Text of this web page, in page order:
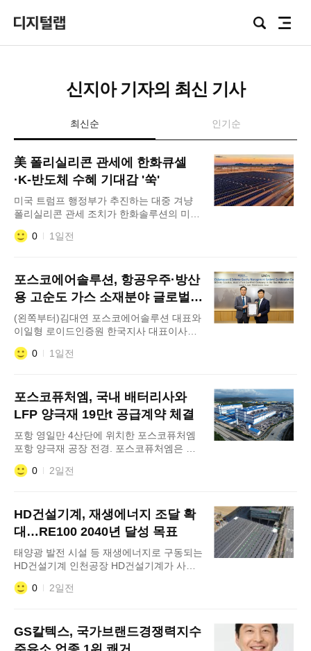
Focus
Lab
검
전
신지아 기자의 최신 기사
최신순 인기순
美 폴리실리콘 관세에 한화큐셀
·K-반도체 수혜 기대감 '쑥'
미국 트럼프 행정부가 추진하는 대중 겨냥
폴리실리콘 관세 조치가 한화솔루션의 미국
태양광 사업과 유상증자 효과를 가를 변수로
떠올랐다. 해외에서 폴리실리콘을 조달하는
반도체 업계에 미칠 영향은 제한적일 것으로
전망된다. 6일 업계에 따르면 트럼프 행정부
는 미국으로 수입되는 폴리실리콘에 15%의
관세를 부과하는 방안을 준비하고 있다. 폴
리실리콘은 태양광 셀
0 1일전
포스코에어솔루션, 항공우주·방산
용 고순도 가스 소재분야 글로벌
인증 획득
(왼쪽부터)김대연 포스코에어솔루션 대표와
이일형 로이드인증원 한국지사 대표이사가
6일 포스코센터에서 항공우주·방산 품질경
영시스템 인증 수여식을 갖고 기념 촬영을
으로부터 아시아 지역 최초로 항공우주 및
방산용 고순도 희귀가스 제조 분야 국제공인
인증인 '항공우주·방산 품질경영시스템
(AS9100D)'을 획득했다
0 1일전
포스코퓨처엠, 국내 배터리사와
LFP 양극재 19만t 공급계약 체결
포항 영일만 4산단에 위치한 포스코퓨처엠
포항 양극재 공장 전경. 포스코퓨처엠은 포
항 삼원계 하이니켈 양극재 생산라인 일부를
LFP 생산라인으로 개조해 고객사 시제품을
양극재 대규모 장기 공급에 합의하며 LFP
양극재 사업을 본격화했다. 이날 합의는 폭
증하는 북미 에너지저장장치(ESS)수요에 선
제적으로 대응하기
0 2일전
HD건설기계, 재생에너지 조달 확
대…RE100 2040년 달성 목표
태양광 발전 시설 등 재생에너지로 구동되는
HD건설기계 인천공장 HD건설기계가 사업
장 내 재생에너지 사용을 늘리며 2040년
RE100 달성에 속도를 내고 있다. HD건설기
크) 규모의 전력구매계약(PPA)을 맺었다고
6일 밝혔다. 이번 계약에 따라 인천공장의
0 2일전
GS칼텍스, 국가브랜드경쟁력지수